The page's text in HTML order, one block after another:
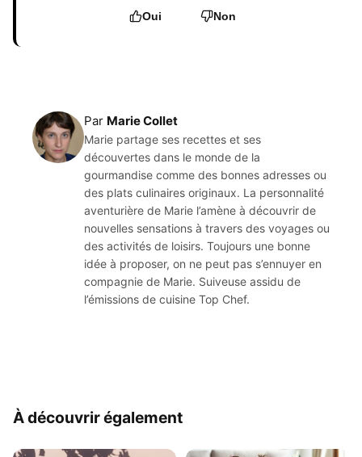
Oui Non
Par Marie Collet
Marie partage ses recettes et ses
découvertes dans le monde de la
gourmandise comme des bonnes adresses ou
des plats culinaires originaux. La personnalité
aventurière de Marie l’amène à découvrir de
nouvelles sensations à travers des voyages ou
des activités de loisirs. Toujours une bonne
idée à proposer, on ne peut pas s’ennuyer en
compagnie de Marie. Suiveuse assidu de
l’émissions de cuisine Top Chef.
À découvrir également